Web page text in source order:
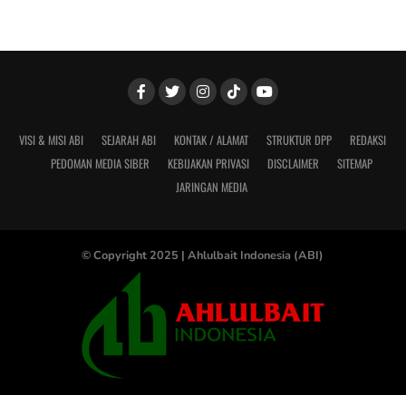
VISI & MISI ABI SEJARAH ABI KONTAK / ALAMAT STRUKTUR DPP
REDAKSI
PEDOMAN MEDIA SIBER
KEBIJAKAN PRIVASI DISCLAIMER
SITEMAP
JARINGAN MEDIA
© Copyright 2025 | Ahlulbait Indonesia (ABI)